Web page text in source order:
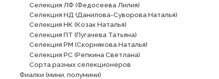
Селекция ЛФ (Федосеева Лилия)
Селекция НД (Данилова-Суворова Наталья)
Селекция НК (Козак Наталья)
Селекция ПТ (Пугачева Татьяна)
Селекция РМ (Скорнякова Наталья)
Селекция РС (Репкина Светлана)
Сорта разных селекционеров
Фиалки (мини, полумини)